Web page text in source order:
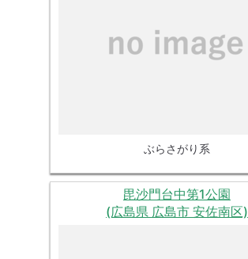
ぶらさがり系
毘沙門台中第1公園
(広島県 広島市 安佐南区)